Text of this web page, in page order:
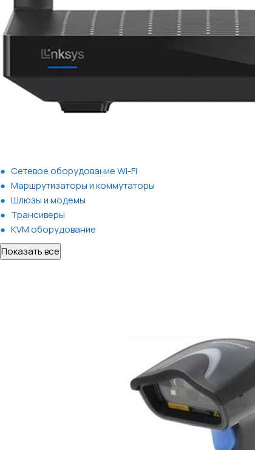
Сетевое оборудование Wi-Fi
Маршрутизаторы и коммутаторы
Шлюзы и модемы
Трансиверы
KVM оборудование
Показать все